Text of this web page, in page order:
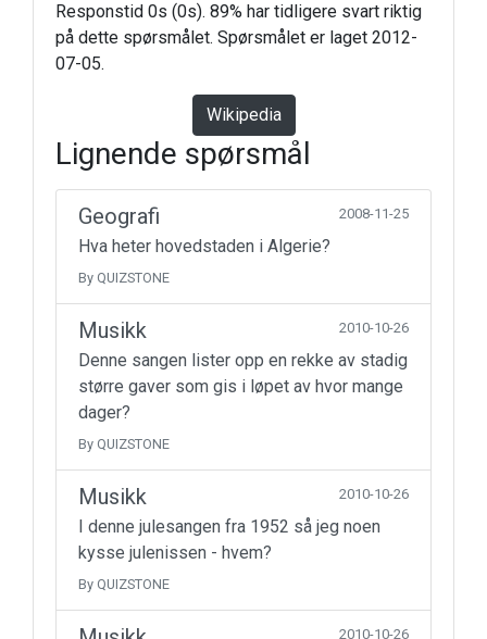
Responstid 0s (0s). 89% har tidligere svart riktig
på dette spørsmålet. Spørsmålet er laget 2012-
07-05.
Wikipedia
Lignende spørsmål
Geografi 2008-11-25
Hva heter hovedstaden i Algerie?
By QUIZSTONE
Musikk 2010-10-26
Denne sangen lister opp en rekke av stadig
større gaver som gis i løpet av hvor mange
dager?
By QUIZSTONE
Musikk 2010-10-26
I denne julesangen fra 1952 så jeg noen
kysse julenissen - hvem?
By QUIZSTONE
2010-10-26